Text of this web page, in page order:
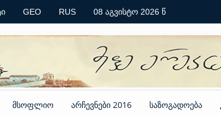
GEO RUS 08 აგვისტო 2026 წ
მსოფლიო არჩევნები 2016 საზოგადოება